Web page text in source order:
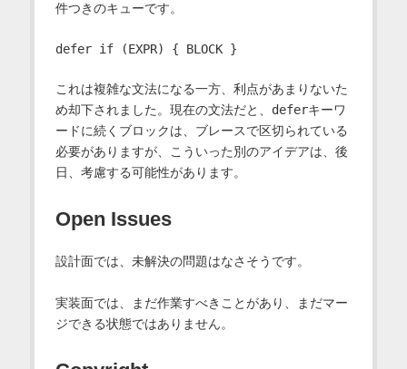
件つきのキューです。
これは複雑な文法になる一方、利点があまりないた
め却下されました。現在の文法だと、 deferキーワ
ードに続くブロックは、ブレースで区切られている
必要がありますが、こういった別のアイデアは、後
日、考慮する可能性があります。
Open Issues
設計面では、未解決の問題はなさそうです。
実装面では、まだ作業すべきことがあり、まだマー
ジできる状態ではありません。